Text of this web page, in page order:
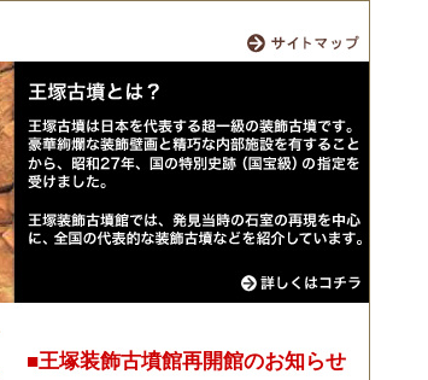
■王塚装飾古墳館再開館のお知らせ